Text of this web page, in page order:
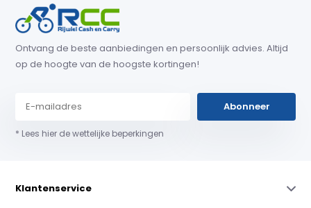
Ontvang de beste aanbiedingen en persoonlijk advies. Altijd
op de hoogte van de hoogste kortingen!
Abonneer
* Lees hier de wettelijke beperkingen
Klantenservice